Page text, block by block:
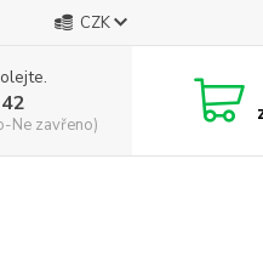
CZK
Ne zavřeno)